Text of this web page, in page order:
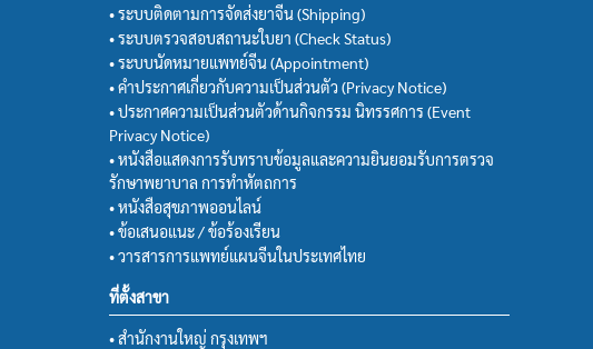
• ระบบติดตามการจัดส่งยาจีน (Shipping)
• ระบบตรวจสอบสถานะใบยา (Check Status)
• ระบบนัดหมายแพทย์จีน (Appointment)
• คำประกาศเกี่ยวกับความเป็นส่วนตัว (Privacy Notice)
• ประกาศความเป็นส่วนตัวด้านกิจกรรม นิทรรศการ (Event
Privacy Notice)
• หนังสือแสดงการรับทราบข้อมูลและความยินยอมรับการตรวจ
รักษาพยาบาล การทำหัตถการ
• หนังสือสุขภาพออนไลน์
• ข้อเสนอแนะ / ข้อร้องเรียน
• วารสารการแพทย์แผนจีนในประเทศไทย
ที่ตั้งสาขา
• สำนักงานใหญ่ กรุงเทพฯ